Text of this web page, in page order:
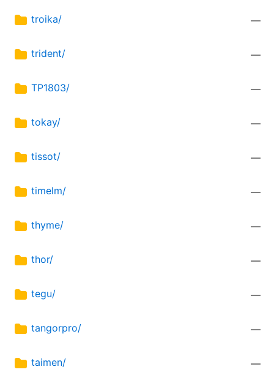
troika/ —
trident/ —
TP1803/ —
tokay/ —
tissot/ —
timelm/ —
thyme/ —
thor/ —
tegu/ —
tangorpro/ —
taimen/ —